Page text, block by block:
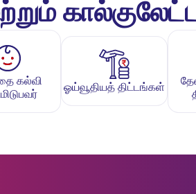
கல்வி
ஓய்வூதியத் திட்டங்கள்